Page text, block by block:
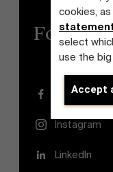
cookies,
select
use the
Accept
Over
Follow
Facebook
Instagram
LinkedIn